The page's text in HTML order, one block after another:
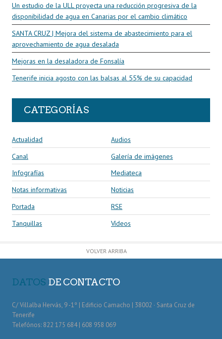
Un estudio de la ULL proyecta una reducción progresiva de la
disponibilidad de agua en Canarias por el cambio climático
SANTA CRUZ | Mejora del sistema de abastecimiento para el
aprovechamiento de agua desalada
Mejoras en la desaladora de Fonsalía
Tenerife inicia agosto con las balsas al 55% de su capacidad
CATEGORÍAS
Actualidad
Audios
Canal
Galería de imágenes
Infografías
Mediateca
Notas informativas
Noticias
Portada
RSE
Tanquillas
Vídeos
VOLVER ARRIBA
DATOS DE CONTACTO
C/ Villalba Hervás, 9 -1º | Edificio Camacho | 38002 · Santa Cruz de
Tenerife
Telefónos: 822 175 684 | 608 958 069